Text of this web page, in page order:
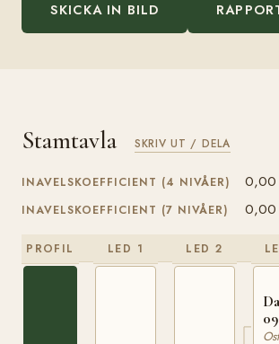
SKICKA IN BILD
Stamtavla SKRIV UT / DELA
INAVELSKOEFFICIENT (4 NIVÅER) 0,00
INAVELSKOEFFICIENT (7 NIVÅER) 0,00
PROFIL LED 1 LED 2